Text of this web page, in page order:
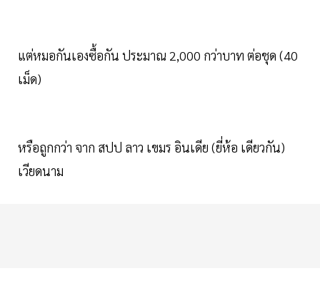
แต่หมอกันเองซื้อกัน ประมาณ 2,000 กว่าบาท ต่อชุด (40
เม็ด)
หรือถูกกว่า จาก สปป ลาว เขมร อินเดีย (ยี่ห้อ เดียวกัน)
เวียดนาม